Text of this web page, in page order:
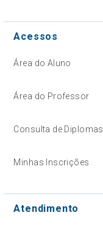
Acessos
Área do Aluno
Área do Professor
Consulta de Diplomas
Minhas Inscrições
Atendimento